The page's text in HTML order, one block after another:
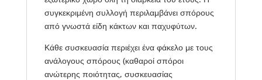
συγκεκριμένη συλλογή περιλαμβάνει σπόρους
από γνωστά είδη κάκτων και παχυφύτων.
Κάθε συσκευασία περιέχει ένα φάκελο με τους
ανάλογους σπόρους (καθαροί σπόροι
ανώτερης ποιότητας, συσκευασίας